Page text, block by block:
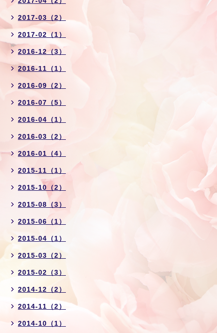
2017-03（2）
2017-02（1）
2016-12（3）
2016-11（1）
2016-09（2）
2016-07（5）
2016-04（1）
2016-03（2）
2016-01（4）
2015-11（1）
2015-10（2）
2015-08（3）
2015-06（1）
2015-04（1）
2015-03（2）
2015-02（3）
2014-12（2）
2014-11（2）
2014-10（1）